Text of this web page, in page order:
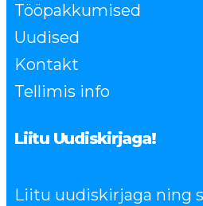
Tööpakkumised
Uudised
Kontakt
Tellimis info
Liitu Uudiskirjaga!
Liitu uudiskirjaga ning